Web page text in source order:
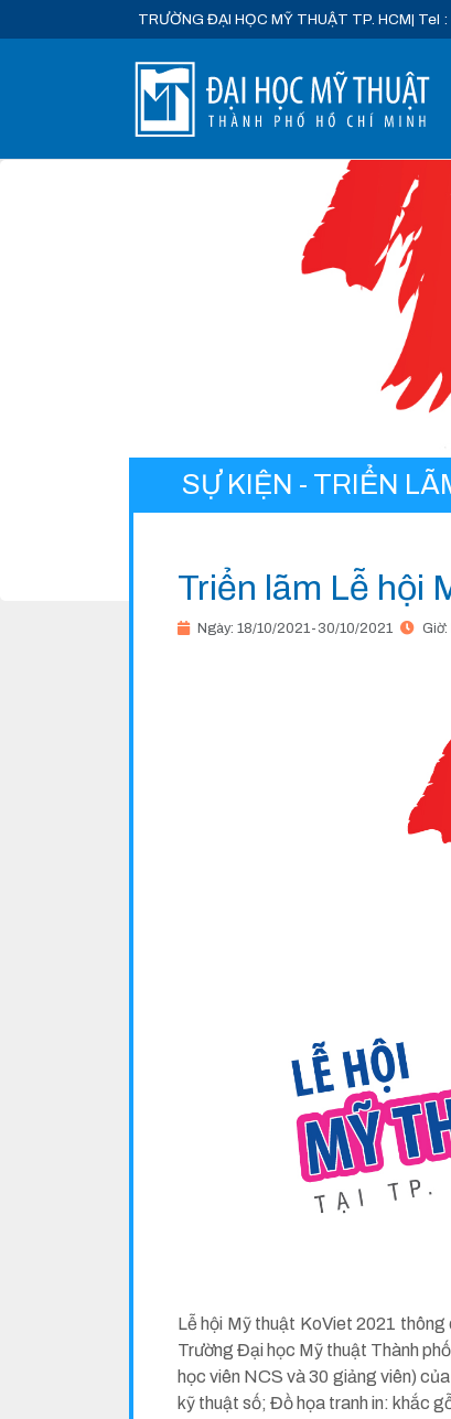
TRƯỜNG ĐẠI HỌC MỸ THUẬT TP. HCM| Tel
SỰ KIỆN - TRIỂN
Triển lãm Lễ hội
Ngày: 18/10/2021-30/10/2021
Lễ hội Mỹ thuật KoViet 2021
Trường Đại học Mỹ thuật Thành
học viên NCS và 30 giảng viên)
kỹ thuật số; Đồ họa tranh in: khắc